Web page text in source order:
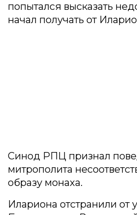
попытался высказать
начал получать от
Синод РПЦ признал
митрополита
образу монаха.
Илариона отстранили от